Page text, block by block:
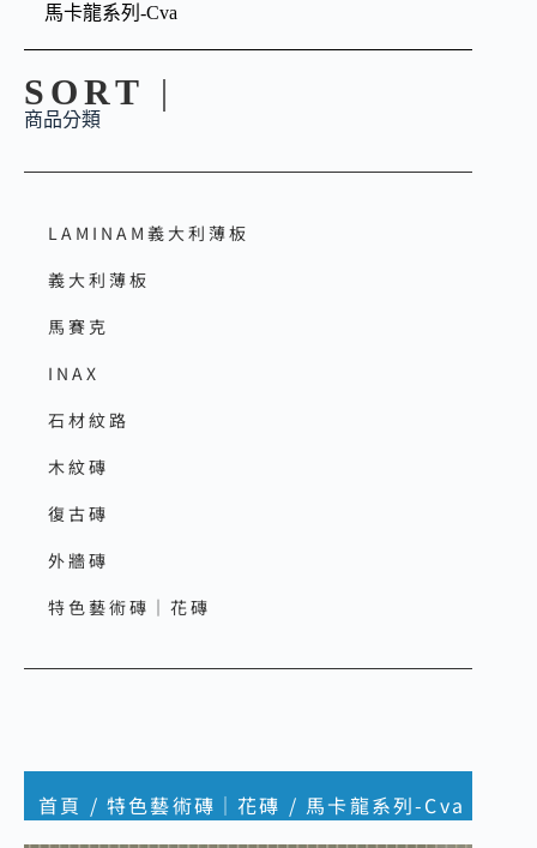
馬卡龍系列-Cva
SORT |
商品分類
LAMINAM義大利薄板
義大利薄板
馬賽克
INAX
石材紋路
木紋磚
復古磚
外牆磚
特色藝術磚｜花磚
首頁 /特色藝術磚｜花磚 / 馬卡龍系列-Cva